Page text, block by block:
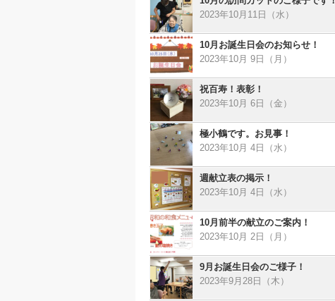
2023年10月11日（水）
10月お誕生日会のお知らせ！
2023年10月 9日（月）
祝百寿！表彰！
2023年10月 6日（金）
極小鶴です。お見事！
2023年10月 4日（水）
週献立表の掲示！
2023年10月 4日（水）
10月前半の献立のご案内！
2023年10月 2日（月）
9月お誕生日会のご様子！
2023年9月28日（木）